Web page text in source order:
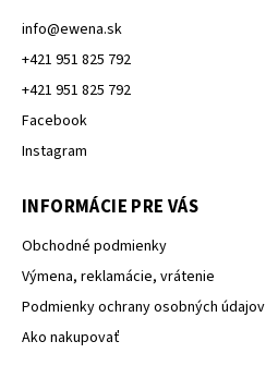
info@ewena.sk
+421 951 825 792
+421 951 825 792
Facebook
Instagram
INFORMÁCIE PRE VÁS
Obchodné podmienky
Výmena, reklamácie, vrátenie
Podmienky ochrany osobných údajov
Ako nakupovať